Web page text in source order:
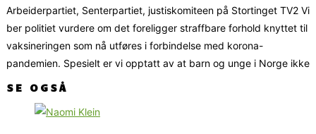
Arbeiderpartiet, Senterpartiet, justiskomiteen på Stortinget TV2 Vi
ber politiet vurdere om det foreligger straffbare forhold knyttet til
vaksineringen som nå utføres i forbindelse med korona-
pandemien. Spesielt er vi opptatt av at barn og unge i Norge ikke
SE OGSÅ